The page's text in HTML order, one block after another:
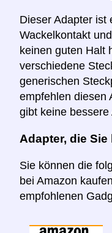
Dieser Adapter ist
Wackelkontakt
keinen guten Halt
verschiedene
generischen
empfehlen diesen
gibt keine
Adapter, die
Sie können die
bei Amazon
empfohlenen